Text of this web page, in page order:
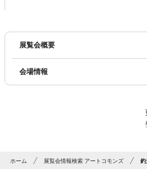
展覧会概要
会場情報
ホーム 展覧会情報検索 アートコモンズ 釣